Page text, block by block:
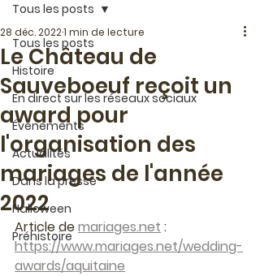
Tous les posts
Histoire
En direct sur les réseaux sociaux
Évènements
Actualités
Dans la presse
Halloween
Préhistoire
Tous les posts
Le Château de
Sauveboeuf reçoit un
award pour
l'organisation des
mariages de l'année
2022
28 déc. 20221 min de lecture
Article de mariages.net :
https://www.mariages.net/wedding-
awards/aquitaine